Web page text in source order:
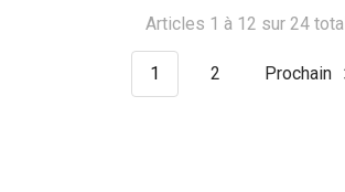
Articles 1 à 12 sur 24 total
1 2 Prochain